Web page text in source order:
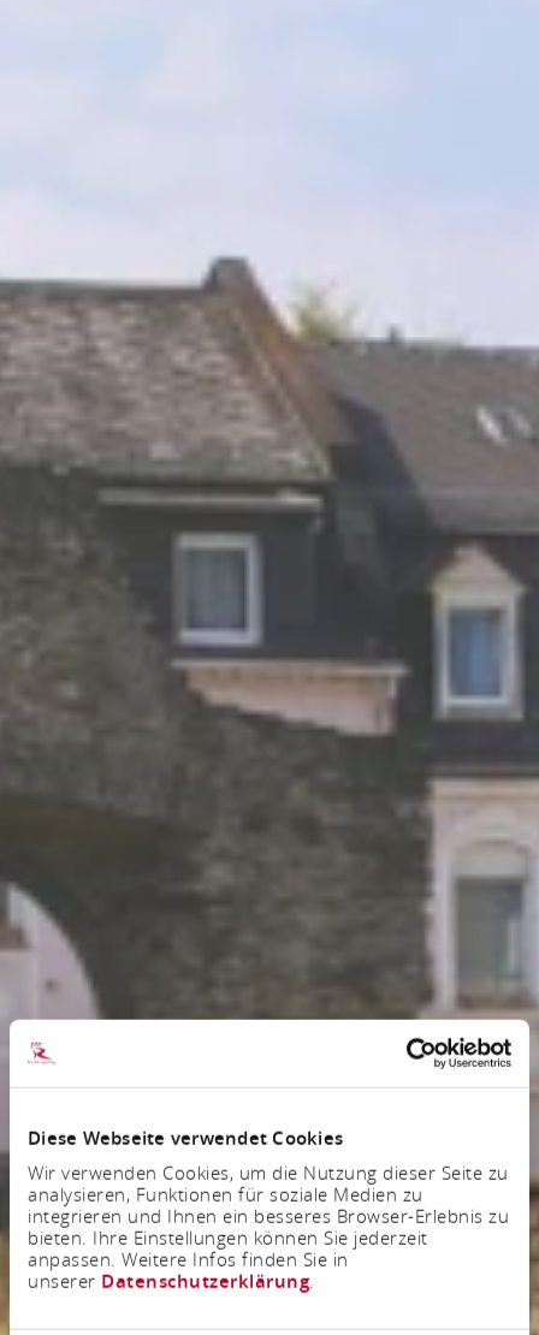
Diese Webseite verwendet Cookies
Wir verwenden Cookies, um die Nutzung dieser Seite zu
analysieren, Funktionen für soziale Medien zu
integrieren und Ihnen ein besseres Browser-Erlebnis zu
bieten. Ihre Einstellungen können Sie jederzeit
anpassen. Weitere Infos finden Sie in
unserer Datenschutzerklärung.